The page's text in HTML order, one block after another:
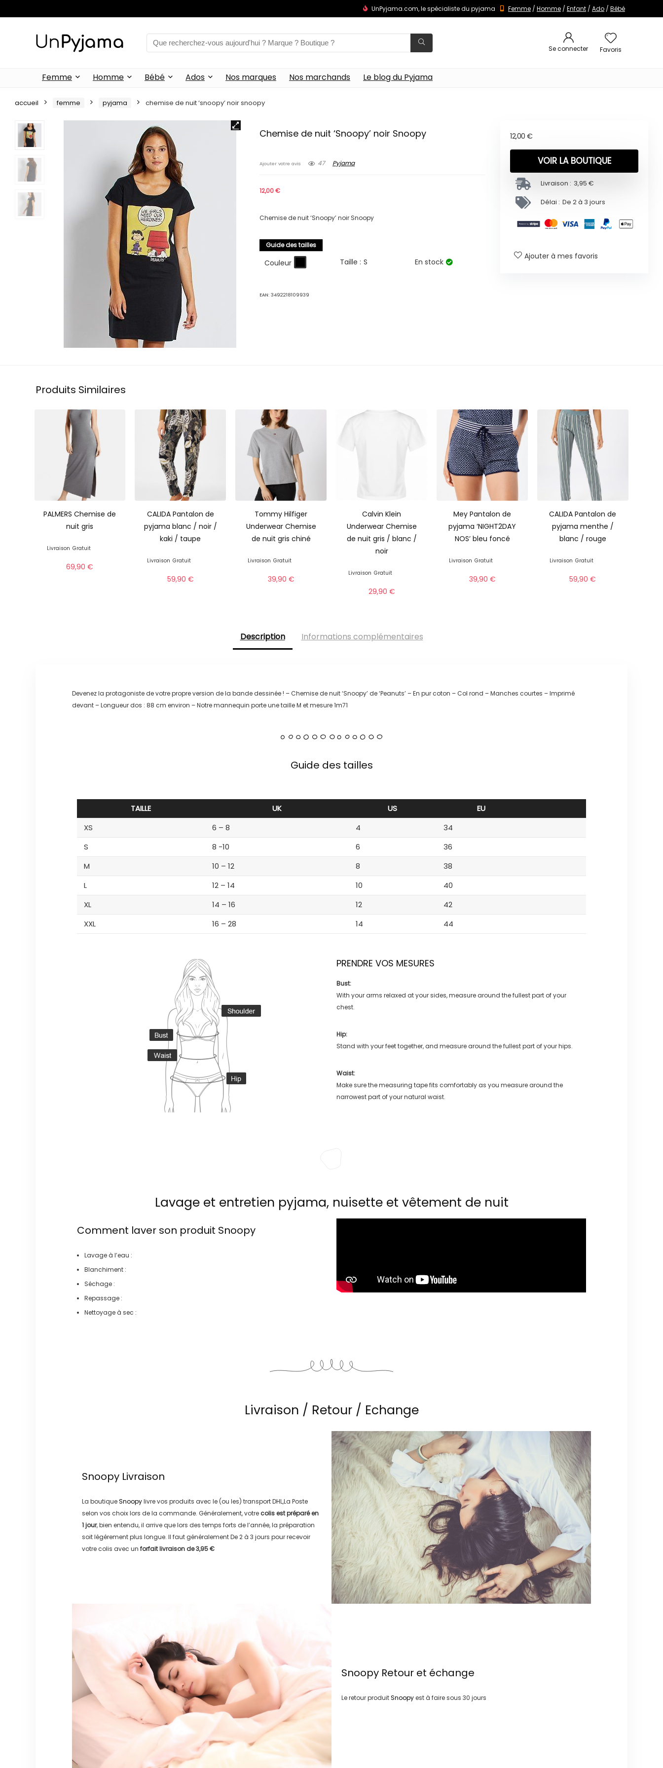
UnPyjama.com, le spécialiste du pyjama Femme / Homme / Enfant / Ado / Bébé
Se connecter Favoris
Femme Homme Bébé Ados Nos marques Nos marchands Le blog du Pyjama
accueil femme pyjama chemise de nuit ‘snoopy’ noir snoopy
Chemise de nuit ‘Snoopy’ noir Snoopy
Ajouter votre avis 47 Pyjama
12,00€
Chemise de nuit ‘Snoopy’ noir Snoopy
Guide des tailles
Couleur Taille : S En stock
EAN:3492218109939
12,00 €
VOIR LA BOUTIQUE
Livraison : 3,95 €
Délai : De 2 à 3 jours
Ajouter à mes favoris
Produits Similaires
PALMERS Chemise de
nuit gris
Livraison Gratuit
69,90€
CALIDA Pantalon de
pyjama blanc / noir /
kaki / taupe
Livraison Gratuit
59,90 €
Tommy Hilfiger
Underwear Chemise
de nuit gris chiné
Livraison Gratuit
39,90 €
Calvin Klein
Underwear Chemise
de nuit gris / blanc /
noir
Livraison Gratuit
29,90 €
Mey Pantalon de
pyjama ‘NIGHT2DAY
NOS’ bleu foncé
Livraison Gratuit
39,90 €
CALIDA Pantalon de
pyjama menthe /
blanc / rouge
Livraison Gratuit
59,90€
Description Informations complémentaires
Devenez la protagoniste de votre propre version de la bande dessinée ! – Chemise de nuit ‘Snoopy’ de ‘Peanuts’ – En pur coton – Col rond – Manches courtes – Imprimé
devant – Longueur dos : 88 cm environ – Notre mannequin porte une taille M et mesure 1m71
Guide des tailles
TAILLE UK US
EU
XS
6 – 8 4
34
S
8 -10 6
36
M
10 – 12 8
38
L
12 – 14 10
40
XL
14 – 16 12
42
XXL
16 – 28 14 44
PRENDRE VOS MESURES
Bust:
With your arms relaxed at your sides, measure around the fullest part of your
chest.
Hip:
Stand with your feet together, and measure around the fullest part of your hips.
Waist:
Make sure the measuring tape fits comfortably as you measure around the
narrowest part of your natural waist.
Lavage et entretien pyjama, nuisette et vêtement de nuit
Comment laver son produit Snoopy
Lavage à l’eau :
Blanchiment :
Séchage :
Repassage :
Nettoyage à sec :
Livraison / Retour / Echange
SnoopyLivraison
La boutiqueSnoopylivre vos produits avec le (ou les) transportDHL,La Poste
selon vos choix lors de la commande. Généralement, votre colis est préparé en
1 jour, bien entendu, il arrive que lors des temps forts de l’année, la préparation
soit légérement plus longue. Il faut généralementDe 2 à 3 jours pour recevoir
votre colis avec un forfait livraison de3,95 €
Snoopy Retour et échange
Le retour produitSnoopyest à faire sous 30 jours